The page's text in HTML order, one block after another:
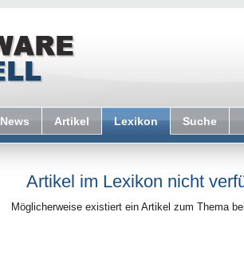
News Artikel Lexikon Suche
Artikel im Lexikon nicht
Möglicherweise existiert ein Artikel zum Thema